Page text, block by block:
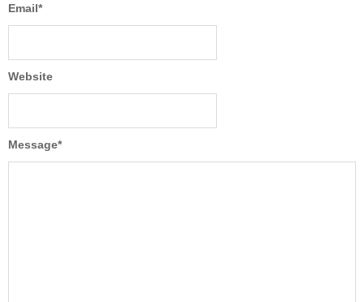
Message*
Email*
Website